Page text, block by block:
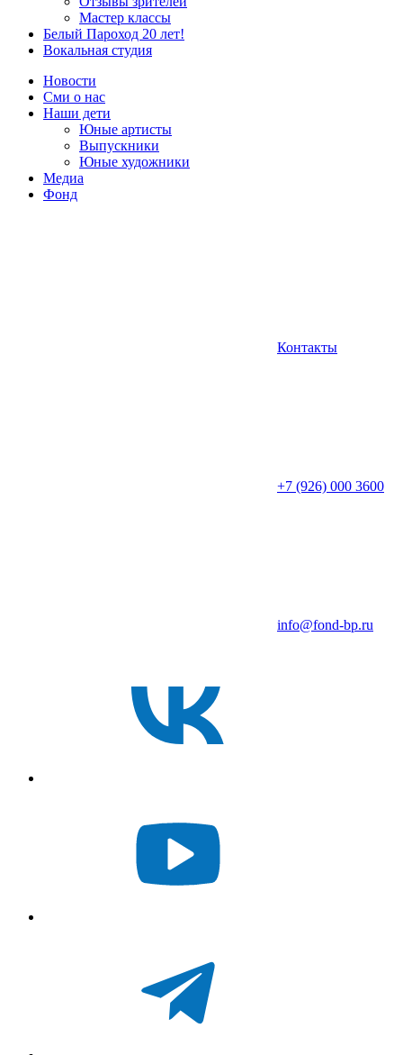
Мастер классы
Белый Пароход 20 лет!
Вокальная студия
Новости
Сми о нас
Наши дети
Юные артисты
Выпускники
Юные художники
Медиа
Фонд
Контакты
+7 (926) 000 3600
info@fond-bp.ru